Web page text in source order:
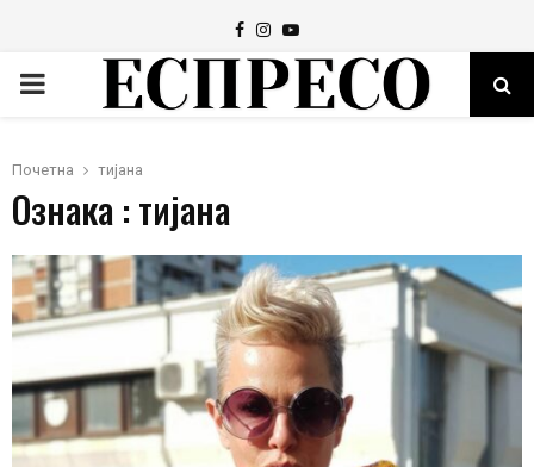
Facebook
Instagram
Youtube
PRIMARY
Почетна тијана
Ознака : тијана